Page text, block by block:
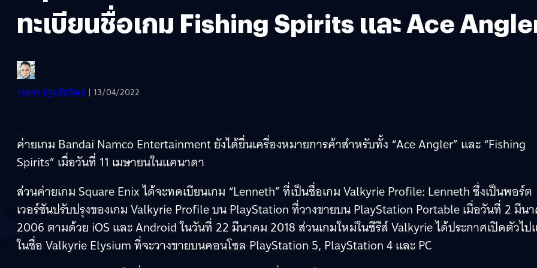
ทะเบียนชื่อเกม Fishing Spirits และ Ace
วงศกร ปฐมชัยวัฒน์ | 13/04/2022
ค่ายเกม Bandai Namco Entertainment ยังได้ยื่นเครื่องหมายการค้าสำหรับทั้ง “Ace Angler” และ “Fishing
Spirits” เมื่อวันที่ 11 เมษายนในแคนาดา
ส่วนค่ายเกม Square Enix ได้จะทดเบียนเกม “Lenneth” ที่เป็นชื่อเกม Valkyrie Profile: Lenneth ซึ่งเป็นพอร์ต
เวอร์ชันปรับปรุงของเกม Valkyrie Profile บน PlayStation ที่วางขายบน PlayStation Portable เมื่อวันที่ 2 มีน
2006 ตามด้วย iOS และ Android ในวันที่ 22 มีนาคม 2018 ส่วนเกมใหม่ในซีรีส์ Valkyrie ได้ประกาศเปิดตัวไป
ในชื่อ Valkyrie Elysium ที่จะวางขายบนคอนโซล PlayStation 5, PlayStation 4 และ PC